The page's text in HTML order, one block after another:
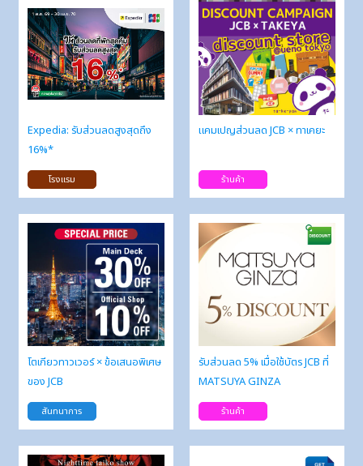
Expedia: รับส่วนลดสูงสุดถึง
16%*
โรงแรม
แคมเปญส่วนลด JCB × ทาเคยะ
ร้านค้า
โตเกียวทาวเวอร์ × ข้อเสนอพิเศษ
ของ JCB
สันทนาการ
รับส่วนลด 5% เมื่อใช้บัตร JCB ที่
MATSUYA GINZA
ร้านค้า